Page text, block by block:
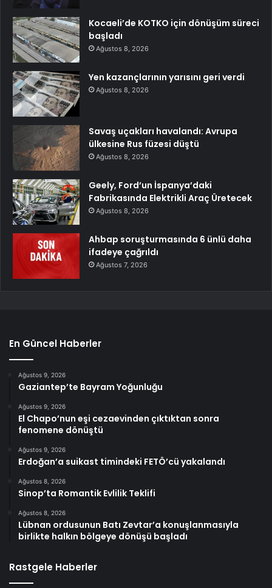
Kocaeli’de KOTKO için dönüşüm süreci
başladı
Ağustos 8, 2026
Yen kazançlarının yarısını geri verdi
Ağustos 8, 2026
Savaş uçakları havalandı: Avrupa
ülkesine Rus füzesi düştü
Ağustos 8, 2026
Geely, Ford’un İspanya’daki
Fabrikasında Elektrikli Araç Üretecek
Ağustos 8, 2026
Ahbap soruşturmasında 6 ünlü daha
ifadeye çağrıldı
Ağustos 7, 2026
En Güncel Haberler
Ağustos 9, 2026
Gaziantep’te Bayram Yoğunluğu
Ağustos 9, 2026
El Chapo’nun eşi cezaevinden çıktıktan sonra
fenomene dönüştü
Ağustos 9, 2026
Erdoğan’a suikast timindeki FETÖ’cü yakalandı
Ağustos 8, 2026
Sinop’ta Romantik Evlilik Teklifi
Ağustos 8, 2026
Lübnan ordusunun Batı Zevtar’a konuşlanmasıyla
birlikte halkın bölgeye dönüşü başladı
Rastgele Haberler